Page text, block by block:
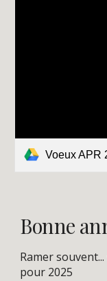
Voeux APR
Bonne
Ramer
pour 2025